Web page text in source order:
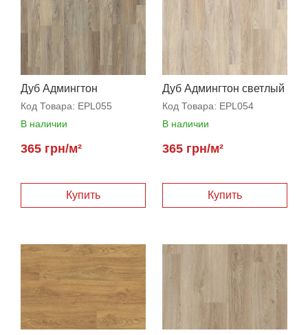
Дуб Админгтон
натуральный
Код Товара: EPL055
В наличии
365 грн/м²
Дуб Админгтон светлый
Код Товара: EPL054
В наличии
365 грн/м²